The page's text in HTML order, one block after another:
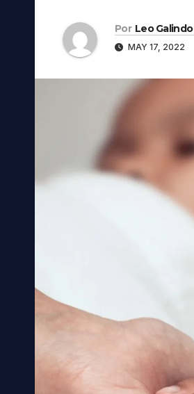
Por Leo Galindo
MAY 17, 2022